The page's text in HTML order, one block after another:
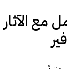
مع الآثار